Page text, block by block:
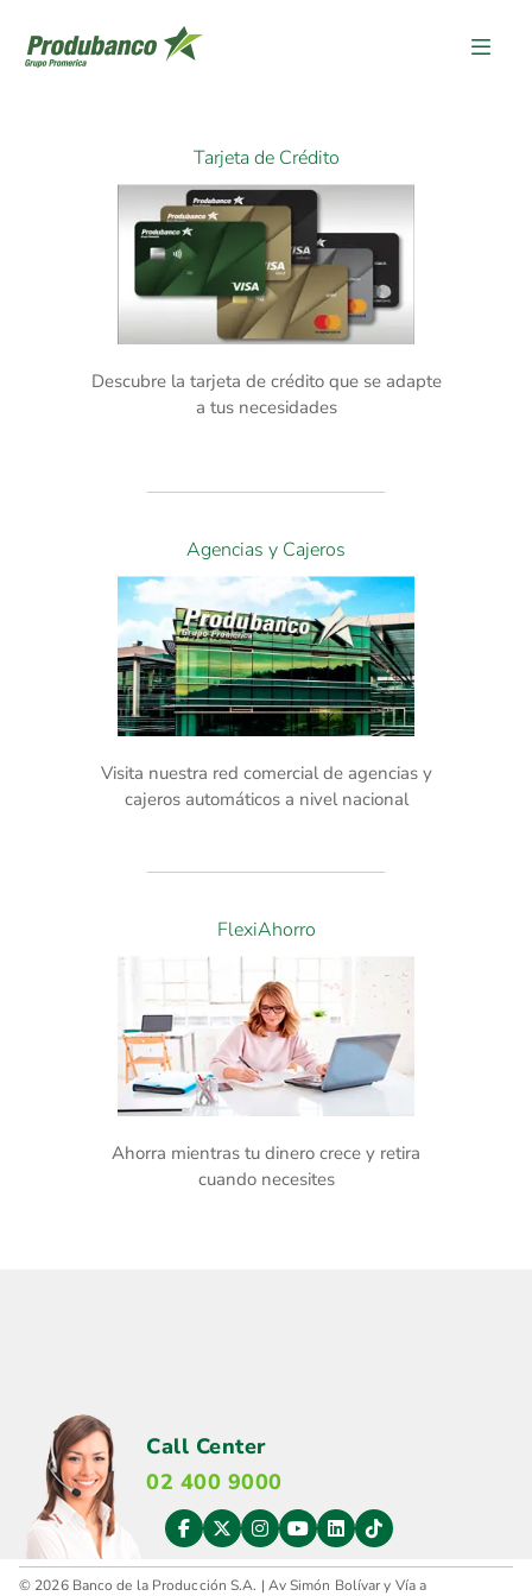
Tarjeta de Crédito
Descubre la tarjeta de crédito que se adapte
a tus necesidades
Agencias y Cajeros
Visita nuestra red comercial de agencias y
cajeros automáticos a nivel nacional
FlexiAhorro
Ahorra mientras tu dinero crece y retira
cuando necesites
Call Center
02 400 9000
© 2026 Banco de la Producción S.A. | Av Simón Bolívar y Vía a